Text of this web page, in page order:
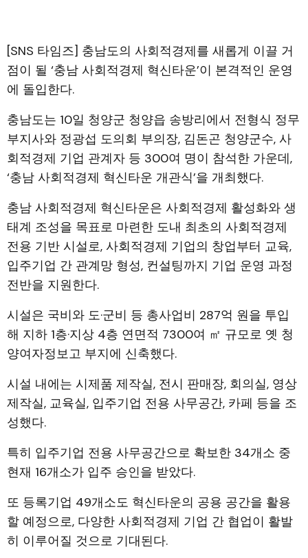
[SNS 타임즈] 충남도의 사회적경제를 새롭게 이끌 거
점이 될 ‘충남 사회적경제 혁신타운’이 본격적인 운영
에 돌입한다.
충남도는 10일 청양군 청양읍 송방리에서 전형식 정무
부지사와 정광섭 도의회 부의장, 김돈곤 청양군수, 사
회적경제 기업 관계자 등 300여 명이 참석한 가운데,
‘충남 사회적경제 혁신타운 개관식’을 개최했다.
충남 사회적경제 혁신타운은 사회적경제 활성화와 생
태계 조성을 목표로 마련한 도내 최초의 사회적경제
전용 기반 시설로, 사회적경제 기업의 창업부터 교육,
입주기업 간 관계망 형성, 컨설팅까지 기업 운영 과정
전반을 지원한다.
시설은 국비와 도·군비 등 총사업비 287억 원을 투입
해 지하 1층·지상 4층 연면적 7300여 ㎡ 규모로 옛 청
양여자정보고 부지에 신축했다.
시설 내에는 시제품 제작실, 전시 판매장, 회의실, 영상
제작실, 교육실, 입주기업 전용 사무공간, 카페 등을 조
성했다.
특히 입주기업 전용 사무공간으로 확보한 34개소 중
현재 16개소가 입주 승인을 받았다.
또 등록기업 49개소도 혁신타운의 공용 공간을 활용
할 예정으로, 다양한 사회적경제 기업 간 협업이 활발
히 이루어질 것으로 기대된다.